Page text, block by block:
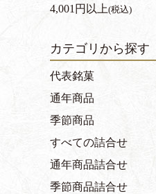
4,001円以上(税込)
カテゴリから探す
代表銘菓
通年商品
季節商品
すべての詰合せ
通年商品詰合せ
季節商品詰合せ